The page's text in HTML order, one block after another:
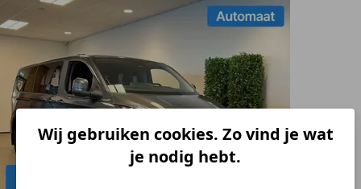
Wij gebruiken cookies. Zo vind je wat
je nodig hebt.